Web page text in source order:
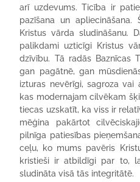
arī uzdevums. Ticība ir
pazīšana un
Kristus vārda sludināšanu.
palikdami uzticīgi Kristus
dzīvību. Tā radās Baznīcas
gan pagātnē, gan
izturas nevērīgi, sagroza vai
kas modernajam cilvēkam
tiecas uzskatīt, ka viss ir
mēģina pakārtot
pilnīga patiesības
ceļu, ko mums pavēris
kristieši ir atbildīgi par to,
sludināta visā tās integritātē.